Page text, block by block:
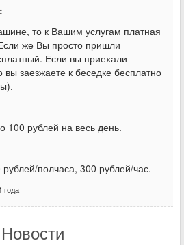
то к Вашим услугам платная
же Вы просто пришли
Если вы приехали
вы заезжаете к беседке бесплатно
100 рублей на весь день.
полчаса, 300 рублей/час.
года
Новости